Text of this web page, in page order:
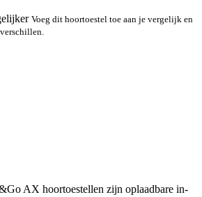
Voeg dit hoortoestel toe aan je vergelijk en
AX hoortoestellen zijn oplaadbare in-